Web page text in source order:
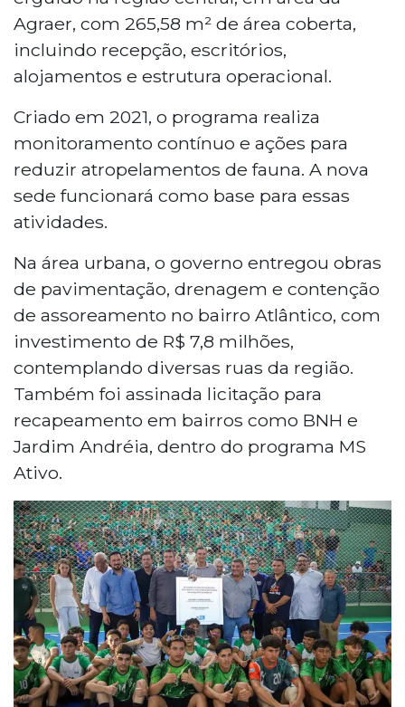
Agraer, com 265,58 m² de área coberta,
incluindo recepção, escritórios,
alojamentos e estrutura operacional.
Criado em 2021, o programa realiza
monitoramento contínuo e ações para
reduzir atropelamentos de fauna. A nova
sede funcionará como base para essas
atividades.
Na área urbana, o governo entregou obras
de pavimentação, drenagem e contenção
de assoreamento no bairro Atlântico, com
investimento de R$ 7,8 milhões,
contemplando diversas ruas da região.
Também foi assinada licitação para
recapeamento em bairros como BNH e
Jardim Andréia, dentro do programa MS
Ativo.